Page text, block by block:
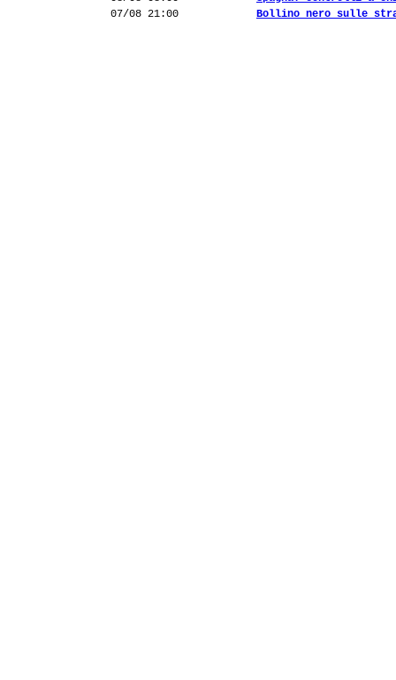
07/08 21:00
Bollino nero sulle